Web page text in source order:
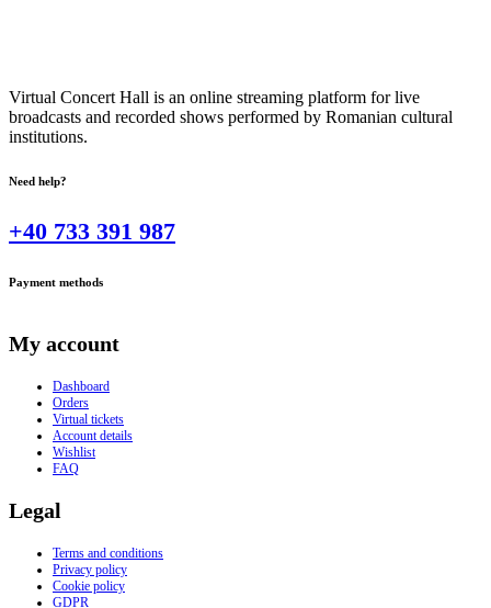
Virtual Concert Hall is an online streaming platform for live
broadcasts and recorded shows performed by Romanian cultural
institutions.
Need help?
+40 733 391 987
Payment methods
My account
Dashboard
Orders
Virtual tickets
Account details
Wishlist
FAQ
Legal
Terms and conditions
Privacy policy
Cookie policy
GDPR